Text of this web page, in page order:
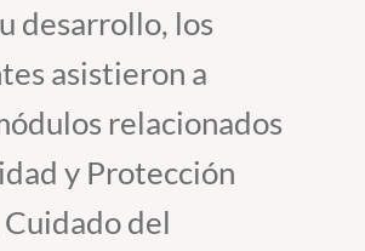
desarrollo, los
asistieron a
relacionados
y Protección
del